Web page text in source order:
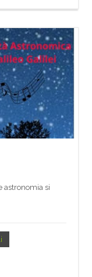
astronomia si